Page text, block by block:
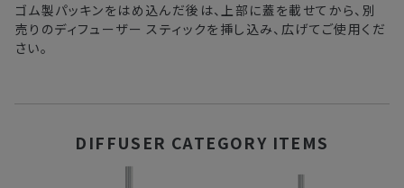
ゴム製パッキンをはめ込んだ後は、上部に蓋を載せてから、別
売りのディフューザー スティックを挿し込み、広げてご使用くだ
さい。
DIFFUSER CATEGORY ITEMS